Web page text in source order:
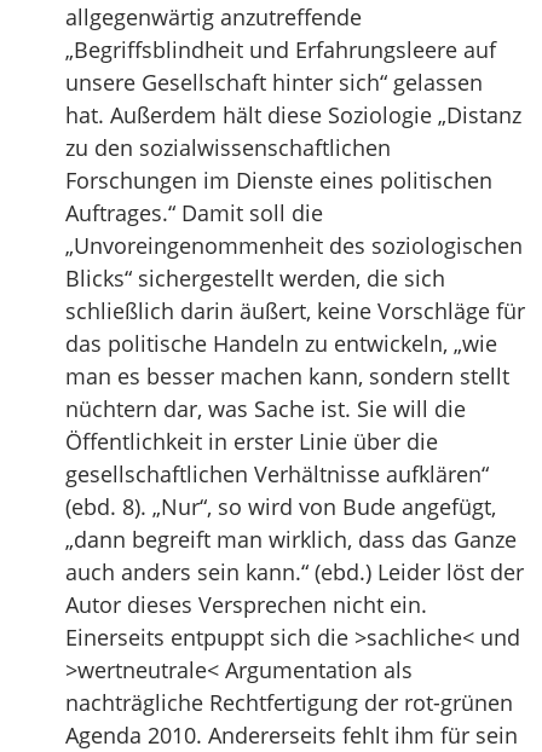
allgegenwärtig anzutreffende
„Begriffsblindheit und Erfahrungsleere auf
unsere Gesellschaft hinter sich“ gelassen
hat. Außerdem hält diese Soziologie „Distanz
zu den sozialwissenschaftlichen
Forschungen im Dienste eines politischen
Auftrages.“ Damit soll die
„Unvoreingenommenheit des soziologischen
Blicks“ sichergestellt werden, die sich
schließlich darin äußert, keine Vorschläge für
das politische Handeln zu entwickeln, „wie
man es besser machen kann, sondern stellt
nüchtern dar, was Sache ist. Sie will die
Öffentlichkeit in erster Linie über die
gesellschaftlichen Verhältnisse aufklären“
(ebd. 8). „Nur“, so wird von Bude angefügt,
„dann begreift man wirklich, dass das Ganze
auch anders sein kann.“ (ebd.) Leider löst der
Autor dieses Versprechen nicht ein.
Einerseits entpuppt sich die >sachliche< und
>wertneutrale< Argumentation als
nachträgliche Rechtfertigung der rot-grünen
Agenda 2010. Andererseits fehlt ihm für sein